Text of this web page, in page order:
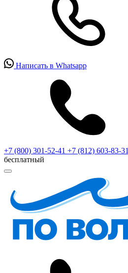
Написать в Whatsapp
+7 (800) 301-52-41 +7 (812) 603-83-31
бесплатный